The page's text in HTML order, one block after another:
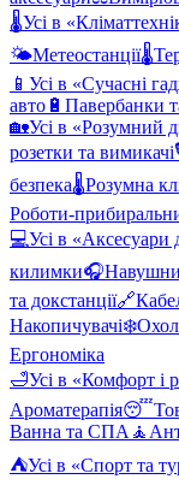
🌡️Усі в «
🌤️Метеостанції🌡️
📱 Усі в «Сучасні
авто 🔋 Павербанки
🏡Усі в «Розумний
розетки та вимикачі
безпека🌡️Розумна
Роботи-
💻Усі в «Аксесуари
килимки🎧
та докстанції🔗
Накопичувачі❄️
Ергономіка
🛁Усі в «Комфорт і
Ароматерапія😴
Ванна та СПА 🧘
⛺Усі в «Спорт та